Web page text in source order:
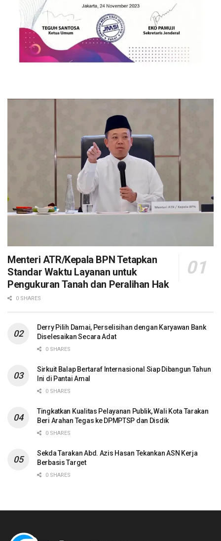
Menteri ATR/Kepala BPN Tetapkan
Standar Waktu Layanan untuk
Pengukuran Tanah dan Peralihan Hak
0 SHARES
Derry Pilih Damai, Perselisihan dengan Karyawan Bank
Diselesaikan Secara Adat
0 SHARES
Sirkuit Balap Bertaraf Internasional Siap Dibangun Tahun
Ini di Pantai Amal
0 SHARES
Tingkatkan Kualitas Pelayanan Publik, Wali Kota Tarakan
Beri Arahan Tegas ke DPMPTSP dan Disdik
0 SHARES
Sekda Tarakan Abd. Azis Hasan Tekankan ASN Kerja
Berbasis Target
0 SHARES